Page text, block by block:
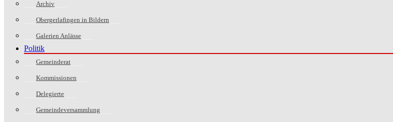
Archiv
Obergerlafingen in Bildern
Galerien Anlässe
Politik
Gemeinderat
Kommissionen
Delegierte
Gemeindeversammlung